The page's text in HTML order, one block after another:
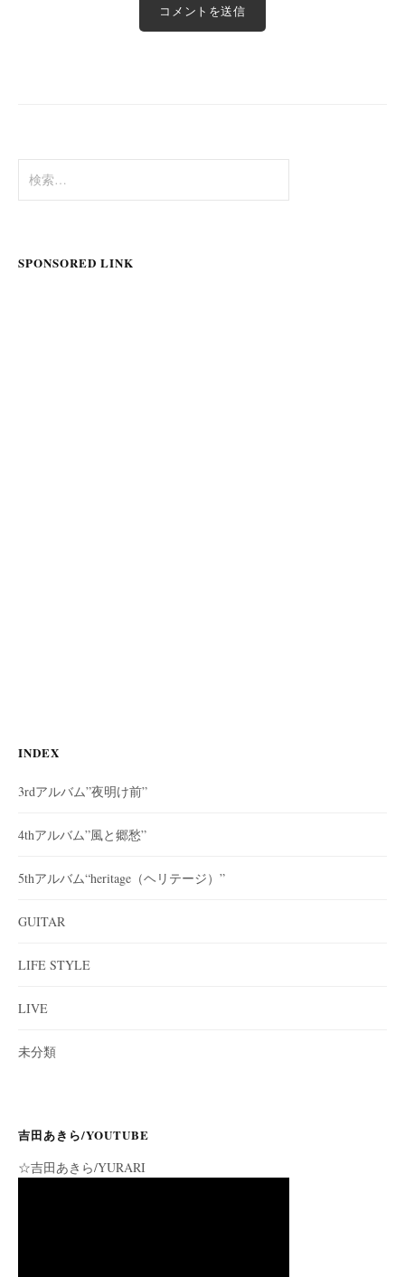
索:
SPONSORED LINK
INDEX
3rdアルバム”夜明け前”
4thアルバム”風と郷愁”
5thアルバム“heritage（ヘリテージ）”
GUITAR
LIFE STYLE
LIVE
未分類
吉田あきら/YOUTUBE
☆吉田あきら/YURARI